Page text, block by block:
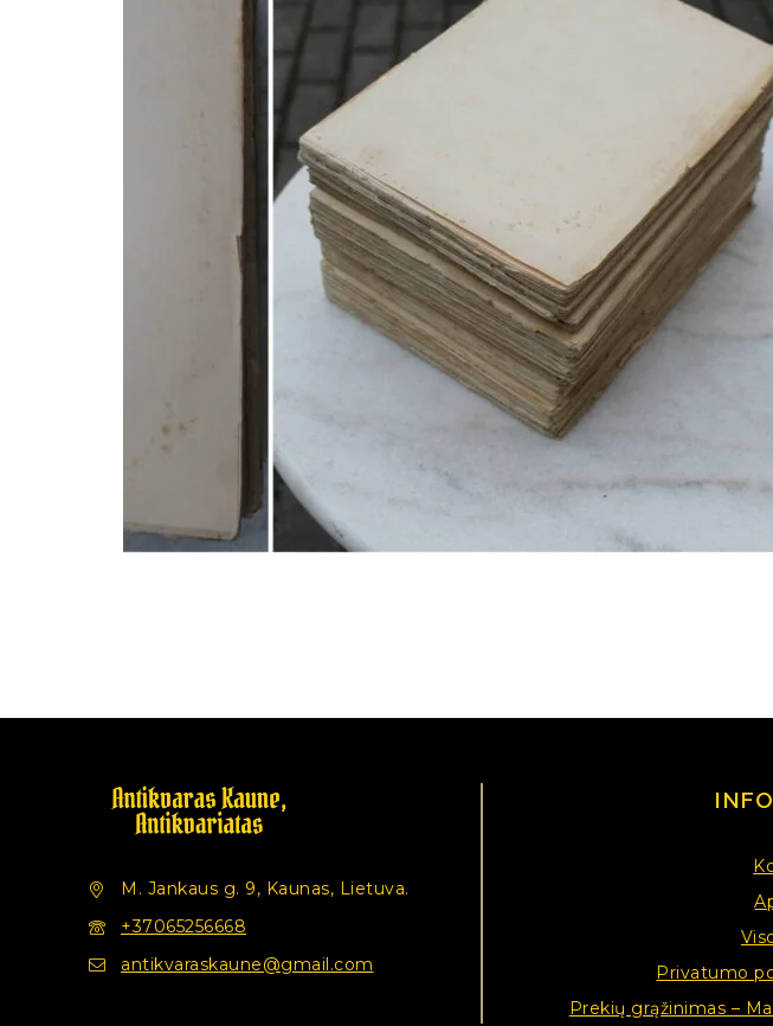
M. Jankaus g. 9, Kaunas, Lietuva.
+37065256668
antikvaraskaune@gmail.com
Privatumo
Prekių grąžinimas –